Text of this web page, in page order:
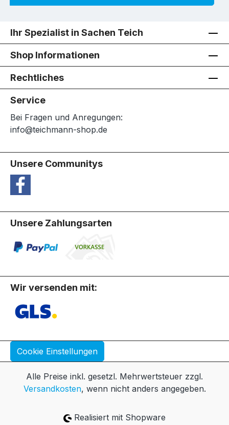
Ihr Spezialist in Sachen Teich
Shop Informationen
Rechtliches
Service
Bei Fragen und Anregungen:
info@teichmann-shop.de
Unsere Communitys
Unsere Zahlungsarten
Wir versenden mit:
Cookie Einstellungen
Alle Preise inkl. gesetzl. Mehrwertsteuer zzgl.
Versandkosten, wenn nicht anders angegeben.
Realisiert mit Shopware